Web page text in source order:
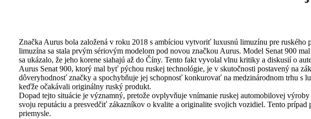
Značka Aurus bola založená v roku 2018 s ambíciou vytvoriť luxusnú limuzínu pre ruského
limuzína sa stala prvým sériovým modelom pod novou značkou Aurus. Model Senat 900
sa ukázalo, že jeho korene siahajú až do Číny. Tento fakt vyvolal vlnu kritiky a diskusií o
Aurus Senat 900, ktorý mal byť pýchou ruskej technológie, je v skutočnosti postavený na
dôveryhodnosť značky a spochybňuje jej schopnosť konkurovať na medzinárodnom trhu s
keďže očakávali originálny ruský produkt.
Dopad tejto situácie je významný, pretože ovplyvňuje vnímanie ruskej automobilovej
svoju reputáciu a presvedčiť zákazníkov o kvalite a originalite svojich vozidiel. Tento
priemysle.